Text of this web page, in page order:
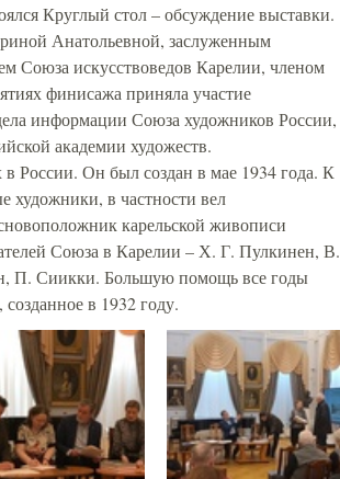
Круглый стол – обсуждение выставки.
Анатольевной, заслуженным
Союза искусствоведов Карелии, членом
финисажа приняла участие
информации Союза художников России,
академии художеств.
России. Он был создан в мае 1934 года. К
художники, в частности вел
карельской живописи
Союза в Карелии – Х. Г. Пулкинен, В.
П. Сиикки. Большую помощь все годы
в 1932 году.